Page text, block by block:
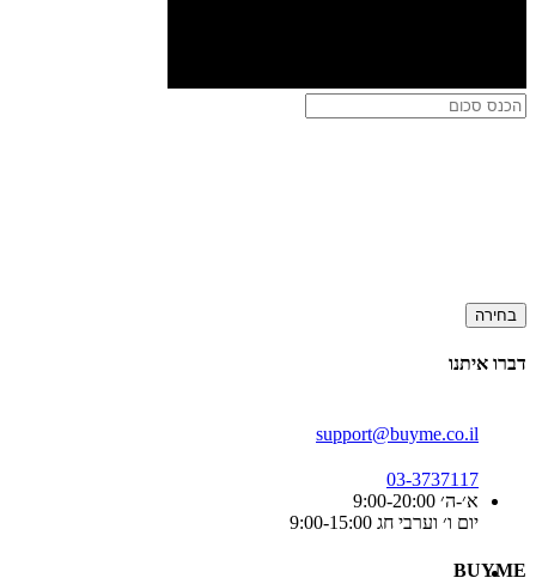
בחירה
דברו איתנו
support@buyme.co.il
03-3737117
א׳-ה׳ 9:00-20:00
יום ו׳ וערבי חג 9:00-15:00
BUYME